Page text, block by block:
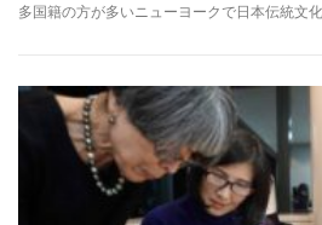
多国籍の方が多いニューヨークで日本伝統文